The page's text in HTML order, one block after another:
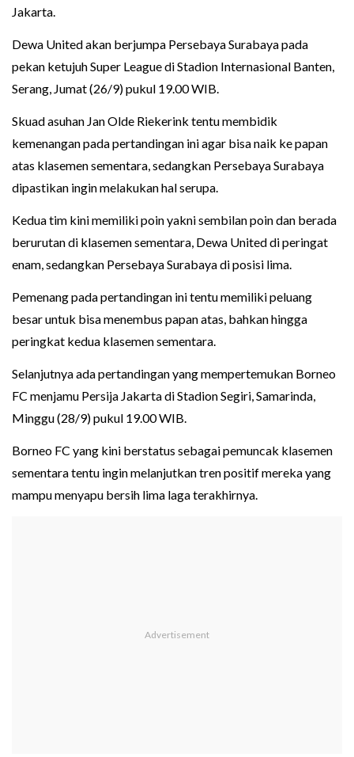
Jakarta.
Dewa United akan berjumpa Persebaya Surabaya pada
pekan ketujuh Super League di Stadion Internasional Banten,
Serang, Jumat (26/9) pukul 19.00 WIB.
Skuad asuhan Jan Olde Riekerink tentu membidik
kemenangan pada pertandingan ini agar bisa naik ke papan
atas klasemen sementara, sedangkan Persebaya Surabaya
dipastikan ingin melakukan hal serupa.
Kedua tim kini memiliki poin yakni sembilan poin dan berada
berurutan di klasemen sementara, Dewa United di peringat
enam, sedangkan Persebaya Surabaya di posisi lima.
Pemenang pada pertandingan ini tentu memiliki peluang
besar untuk bisa menembus papan atas, bahkan hingga
peringkat kedua klasemen sementara.
Selanjutnya ada pertandingan yang mempertemukan Borneo
FC menjamu Persija Jakarta di Stadion Segiri, Samarinda,
Minggu (28/9) pukul 19.00 WIB.
Borneo FC yang kini berstatus sebagai pemuncak klasemen
sementara tentu ingin melanjutkan tren positif mereka yang
mampu menyapu bersih lima laga terakhirnya.